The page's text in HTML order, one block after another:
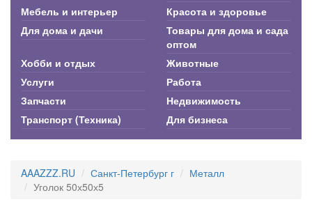
Мебель и интерьер
Красота и здоровье
Для дома и дачи
Товары для дома и сада
оптом
Хобби и отдых
Животные
Услуги
Работа
Запчасти
Недвижимость
Транспорт (Техника)
Для бизнеса
AAAZZZ.RU Санкт-Петербург г
Металл
Уголок 50х50х5